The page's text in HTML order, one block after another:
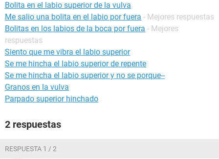
Bolita en el labio superior de la vulva
Me salio una bolita en el labio por fuera - Mejores respuestas
Bolitas en los labios de la boca por fuera - Mejores
respuestas
Siento que me vibra el labio superior
Se me hincha el labio superior de repente
Se me hincha el labio superior y no se porque--
Granos en la vulva
Parpado superior hinchado
2 respuestas
RESPUESTA 1 / 2